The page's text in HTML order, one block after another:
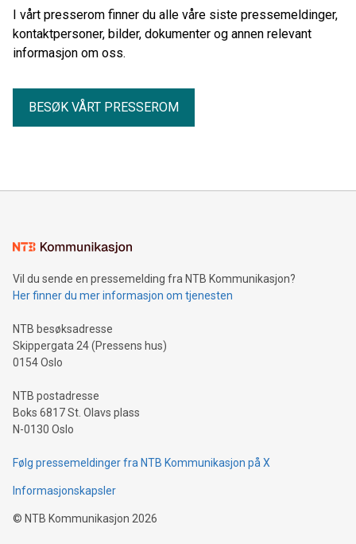
I vårt presserom finner du alle våre siste pressemeldinger,
kontaktpersoner, bilder, dokumenter og annen relevant
informasjon om oss.
BESØK VÅRT PRESSEROM
Vil du sende en pressemelding fra NTB Kommunikasjon?
Her finner du mer informasjon om tjenesten
NTB besøksadresse
Skippergata 24 (Pressens hus)
0154 Oslo
NTB postadresse
Boks 6817 St. Olavs plass
N-0130 Oslo
Følg pressemeldinger fra NTB Kommunikasjon på X
Informasjonskapsler
© NTB Kommunikasjon 2026